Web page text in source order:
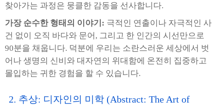
찾아가는 과정은 뭉클한 감동을 선사합니다.
가장 순수한 형태의 이야기: 극적인 연출이나 자극적인 사
건 없이 오직 바다와 문어, 그리고 한 인간의 시선만으로
90분을 채웁니다. 덕분에 우리는 소란스러운 세상에서 벗
어나 생명의 신비와 대자연의 위대함에 온전히 집중하고
몰입하는 귀한 경험을 할 수 있습니다.
2. 추상: 디자인의 미학 (Abstract: The Art of